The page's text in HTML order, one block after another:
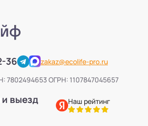
36
zakaz@ecolife-pro.ru
ОГРН: 1107847045657
выезд
Наш рейтинг